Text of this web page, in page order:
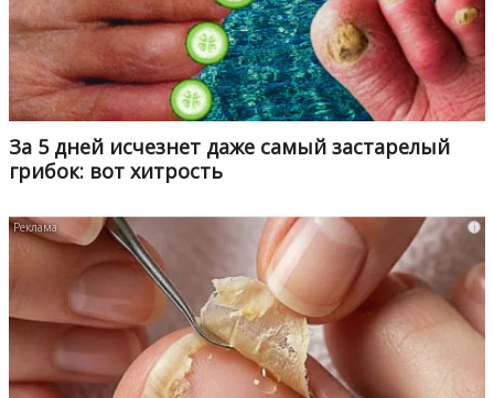
За 5 дней исчезнет даже самый застарелый
грибок: вот хитрость
i